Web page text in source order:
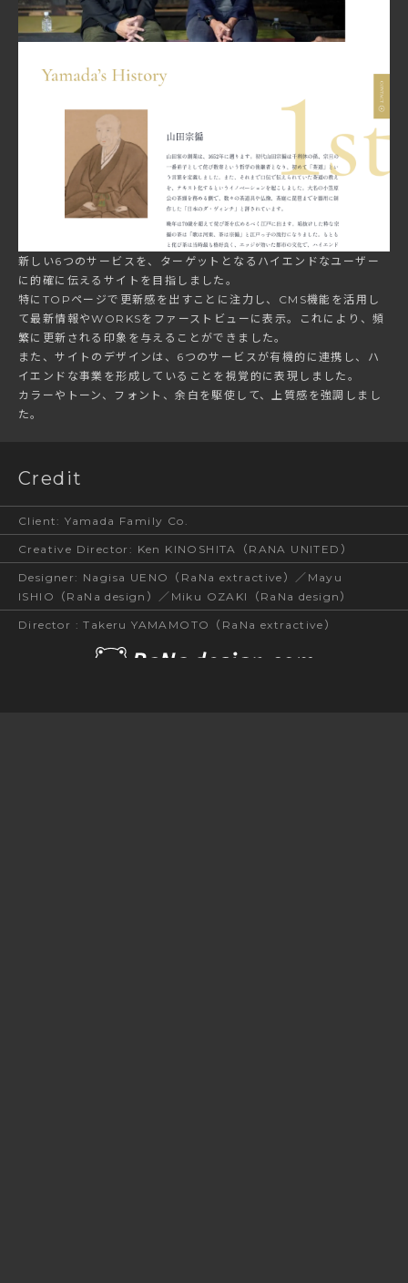
新しい6つのサービスを、ターゲットとなるハイエンドなユーザー
に的確に伝えるサイトを目指しました。
特にTOPページで更新感を出すことに注力し、CMS機能を活用し
て最新情報やWORKSをファーストビューに表示。これにより、頻
繁に更新される印象を与えることができました。
また、サイトのデザインは、6つのサービスが有機的に連携し、ハ
イエンドな事業を形成していることを視覚的に表現しました。
カラーやトーン、フォント、余白を駆使して、上質感を強調しまし
た。
Credit
Client :Yamada Family Co.
Creative Director : Ken KINOSHITA（RANA UNITED）
Designer: Nagisa UENO（RaNa extractive）／Mayu
ISHIO（RaNa design）／Miku OZAKI（RaNa design）
Director :Takeru YAMAMOTO（RaNa extractive）